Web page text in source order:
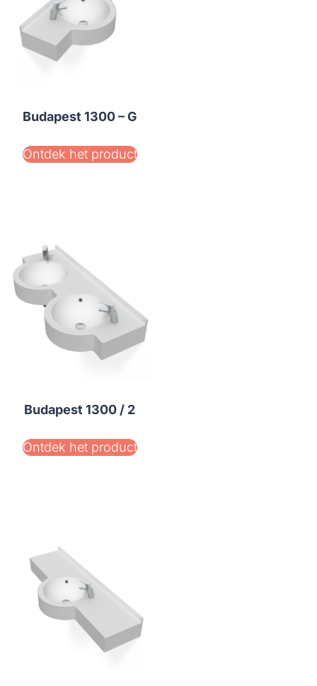
Budapest 1300 – G
Ontdek het product
Budapest 1300 / 2
Ontdek het product